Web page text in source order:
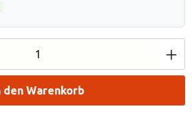
Gib den gewünschten
den Warenkorb